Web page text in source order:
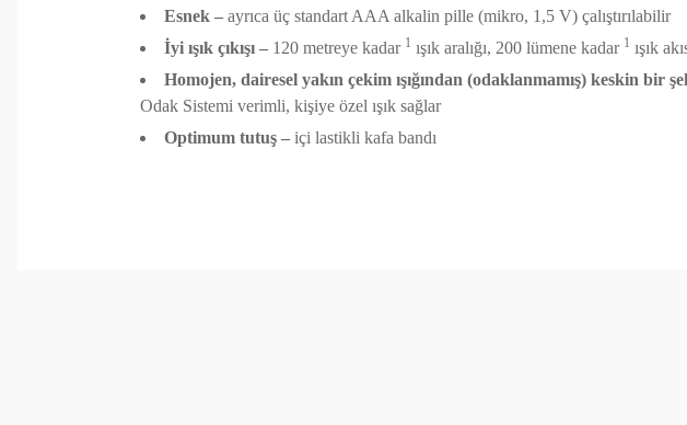
Esnek –ayrıca üç standart AAA alkalin pille (mikro, 1,5 V) çalıştırılabilir
İyi ışık çıkışı –120 metreye kadar 1 ışık aralığı, 200 lümene kadar 1 ışık
Homojen, dairesel yakın çekim ışığından (odaklanmamış) keskin bir
Odak Sistemi verimli, kişiye özel ışık sağlar
Optimum tutuş –içi lastikli kafa bandı